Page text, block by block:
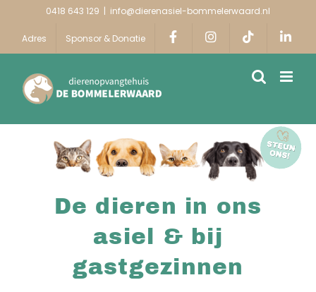
0418 643 129 | info@dierenasiel-bommelerwaard.nl
Adres Sponsor & Donatie
De dieren in ons
asiel & bij
gastgezinnen